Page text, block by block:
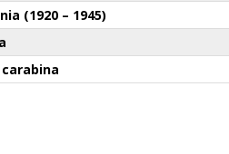
(1920 – 1945)
carabina